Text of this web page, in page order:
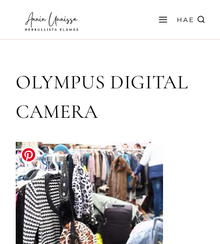
sisältöön
HAE
OLYMPUS DIGITAL
CAMERA